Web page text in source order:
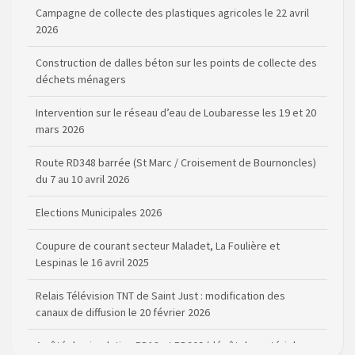
Campagne de collecte des plastiques agricoles le 22 avril
2026
Construction de dalles béton sur les points de collecte des
déchets ménagers
Intervention sur le réseau d’eau de Loubaresse les 19 et 20
mars 2026
Route RD348 barrée (St Marc / Croisement de Bournoncles)
du 7 au 10 avril 2026
Elections Municipales 2026
Coupure de courant secteur Maladet, La Foulière et
Lespinas le 16 avril 2025
Relais Télévision TNT de Saint Just : modification des
canaux de diffusion le 20 février 2026
Arrêté de circulation RD13 et RD909 (dépôt de matériel sur